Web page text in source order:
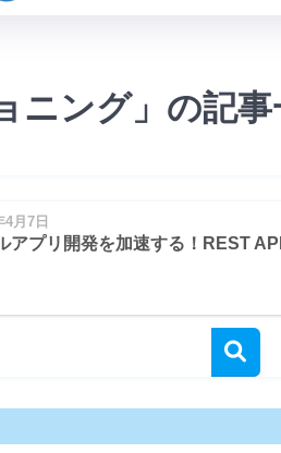
ニング」の記
4月7日
アプリ開発を加速する！REST